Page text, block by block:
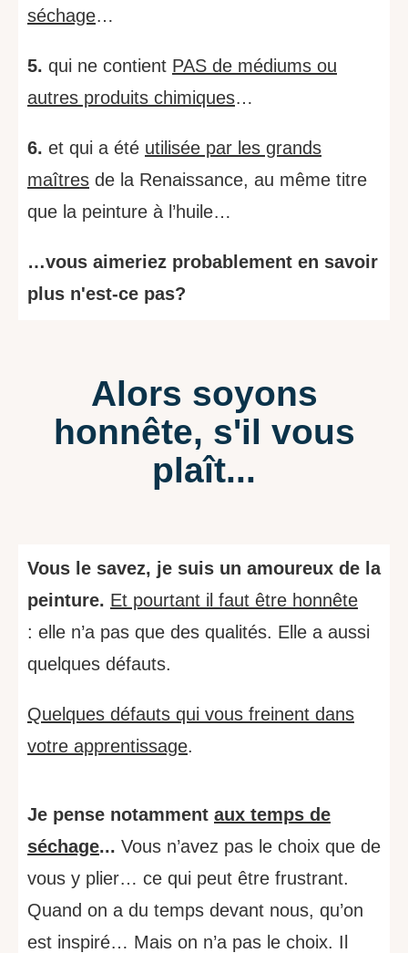
séchage…
5. qui ne contient PAS de médiums ou
autres produits chimiques…
6. et qui a été utilisée par les grands
maîtres de la Renaissance, au même titre
que la peinture à l’huile…
…vous aimeriez probablement en savoir
plus n'est-ce pas?
Alors soyons
honnête, s'il vous
plaît...
Vous le savez, je suis un amoureux de la
peinture. Et pourtant il faut être honnête
: elle n’a pas que des qualités. Elle a aussi
quelques défauts.
Quelques défauts qui vous freinent dans
votre apprentissage.
Je pense notamment aux temps de
séchage... Vous n’avez pas le choix que de
vous y plier… ce qui peut être frustrant.
Quand on a du temps devant nous, qu’on
est inspiré… Mais on n’a pas le choix. Il